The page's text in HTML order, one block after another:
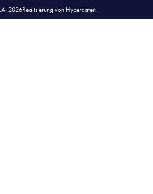
2026Realisierung von Hyperdaten